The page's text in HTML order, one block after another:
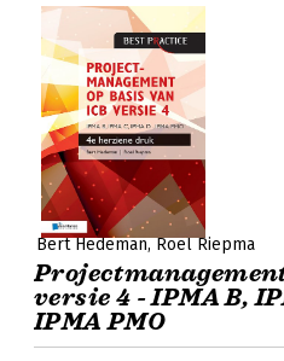
Bert Hedeman Roel Riepma
versie 4 - IPMA B,
IPMA PMO